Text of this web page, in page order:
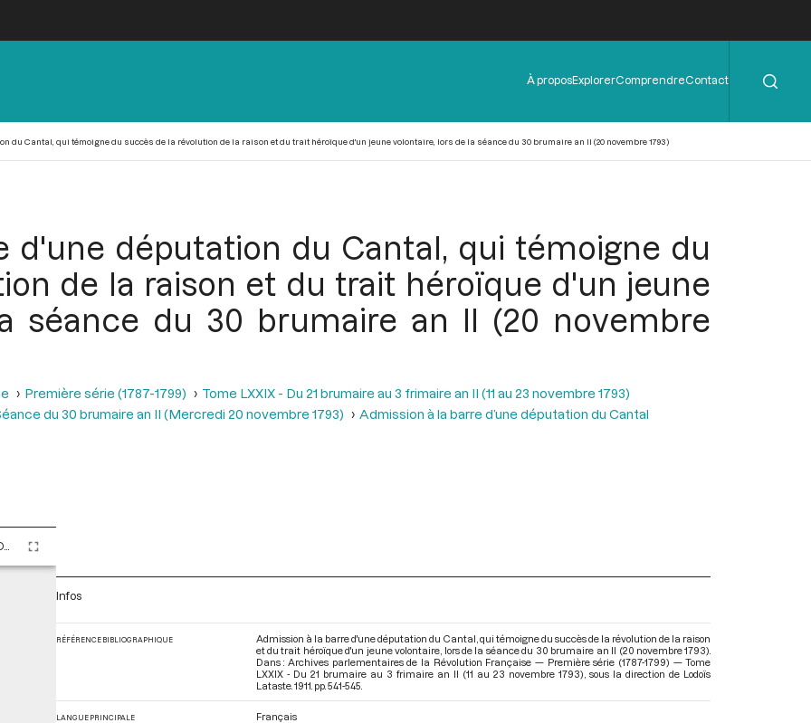
Menu
de
À proposExplorerComprendreContact
du Cantal, qui témoigne du succès de la révolution de la raison et du trait héroïque d'un jeune volontaire, lors de la séance du 30 brumaire an II (20 novembre 1793)
d'une députation du Cantal, qui témoigne du
de la raison et du trait héroïque d'un jeune
séance du 30 brumaire an II (20 novembre
Première série (1787-1799)
Tome LXXIX - Du 21 brumaire au 3 frimaire an II (11 au 23 novembre 1793)
du 30 brumaire an II (Mercredi 20 novembre 1793) Admission à la barre d’une députation du Cantal
Infos
RÉFÉRENCE BIBLIOGRAPHIQUE
Admission à la barre d'une députation du Cantal, qui témoigne du succès de la révolution de la raison
et du trait héroïque d'un jeune volontaire, lors de la séance du 30 brumaire an II (20 novembre 1793).
Dans : Archives parlementaires de la Révolution Française — Première série (1787-1799) — Tome
LXXIX - Du 21 brumaire au 3 frimaire an II (11 au 23 novembre 1793) , sous la direction de Lodoïs
Lataste. 1911. pp. 541-545.
LANGUE PRINCIPALE Français